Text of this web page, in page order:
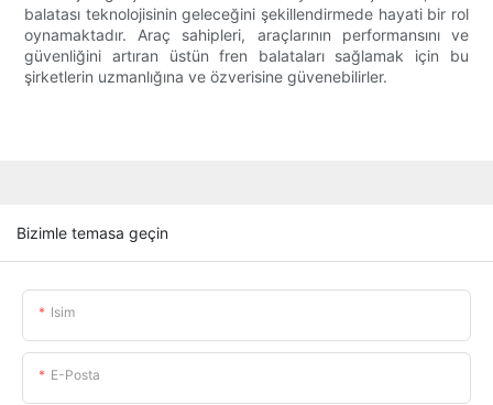
balatası teknolojisinin geleceğini şekillendirmede hayati bir rol
oynamaktadır. Araç sahipleri, araçlarının performansını ve
güvenliğini artıran üstün fren balataları sağlamak için bu
şirketlerin uzmanlığına ve özverisine güvenebilirler.
Bizimle temasa geçin
Isim
E-Posta